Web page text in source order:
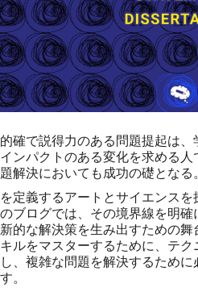
的確で説得力のある問題提起は、
インパクトのある変化を求める
題解決においても成功の礎となる。
を定義するアートとサイエンスを
のブログでは、その境界線を明
新的な解決策を生み出すための
キルをマスターするために、テ
し、複雑な問題を解決するため
す。